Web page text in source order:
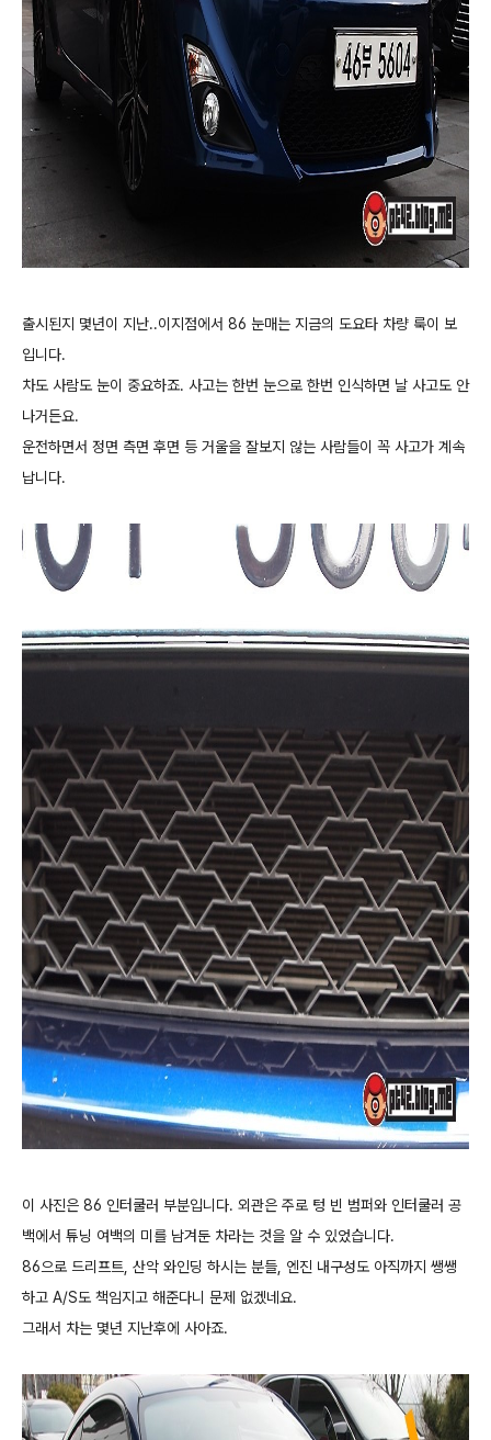
출시된지 몇년이 지난..이지점에서 86 눈매는 지금의 도요타 차량 룩이 보
입니다.
차도 사람도 눈이 중요하죠. 사고는 한번 눈으로 한번 인식하면 날 사고도 안
나거든요.
운전하면서 정면 측면 후면 등 거울을 잘보지 않는 사람들이 꼭 사고가 계속
납니다.
이 사진은 86 인터쿨러 부분입니다. 외관은 주로 텅 빈 범퍼와 인터쿨러 공
백에서 튜닝 여백의 미를 남겨둔 차라는 것을 알 수 있었습니다.
86으로 드리프트, 산악 와인딩 하시는 분들, 엔진 내구성도 아직까지 쌩쌩
하고 A/S도 책임지고 해준다니 문제 없겠네요.
그래서 차는 몇년 지난후에 사아죠.